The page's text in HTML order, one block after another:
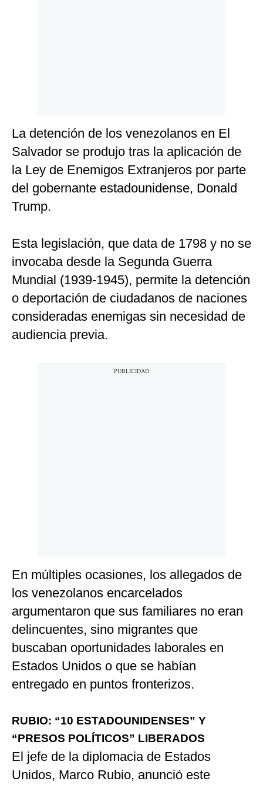
La detención de los venezolanos en El
Salvador se produjo tras la aplicación de
la Ley de Enemigos Extranjeros por parte
del gobernante estadounidense, Donald
Trump.
Esta legislación, que data de 1798 y no se
invocaba desde la Segunda Guerra
Mundial (1939-1945), permite la detención
o deportación de ciudadanos de naciones
consideradas enemigas sin necesidad de
audiencia previa.
En múltiples ocasiones, los allegados de
los venezolanos encarcelados
argumentaron que sus familiares no eran
delincuentes, sino migrantes que
buscaban oportunidades laborales en
Estados Unidos o que se habían
entregado en puntos fronterizos.
RUBIO: “10 ESTADOUNIDENSES” Y
“PRESOS POLÍTICOS” LIBERADOS
El jefe de la diplomacia de Estados
Unidos, Marco Rubio, anunció este